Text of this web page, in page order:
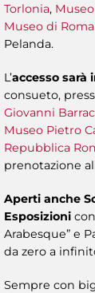
Torlonia,
Museo di
Pelanda.
L’accesso
consueto,
Giovanni
Museo Pietro
Repubblica
prenotazione
Aperti anche
Esposizioni
Arabesque” e
da zero a
Sempre con